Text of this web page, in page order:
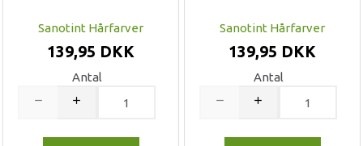
Sanotint Hårfarver
139,95 DKK
Antal
Sanotint Hårfarver
139,95 DKK
Antal